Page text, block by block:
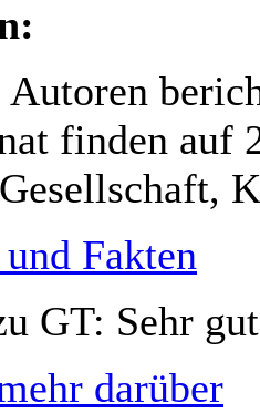
finden auf
Fakten
GT: Sehr
darüber